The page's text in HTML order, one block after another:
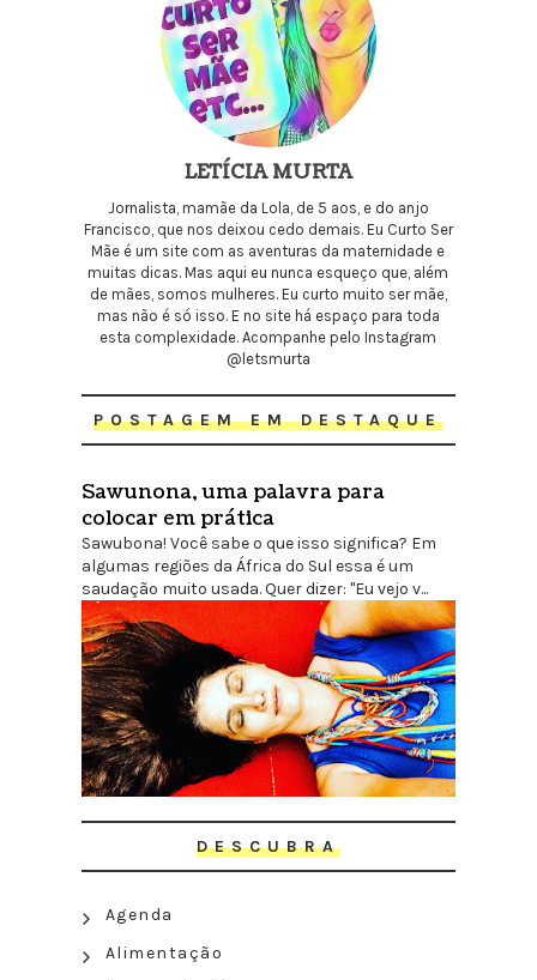
LETÍCIA MURTA
Jornalista, mamãe da Lola, de 5 aos, e do anjo
Francisco, que nos deixou cedo demais. Eu Curto Ser
Mãe é um site com as aventuras da maternidade e
muitas dicas. Mas aqui eu nunca esqueço que, além
de mães, somos mulheres. Eu curto muito ser mãe,
mas não é só isso. E no site há espaço para toda
esta complexidade. Acompanhe pelo Instagram
@letsmurta
POSTAGEM EM DESTAQUE
Sawunona, uma palavra para
colocar em prática
Sawubona! Você sabe o que isso significa? Em
algumas regiões da África do Sul essa é um
saudação muito usada. Quer dizer: "Eu vejo v...
DESCUBRA
Agenda
Alimentação